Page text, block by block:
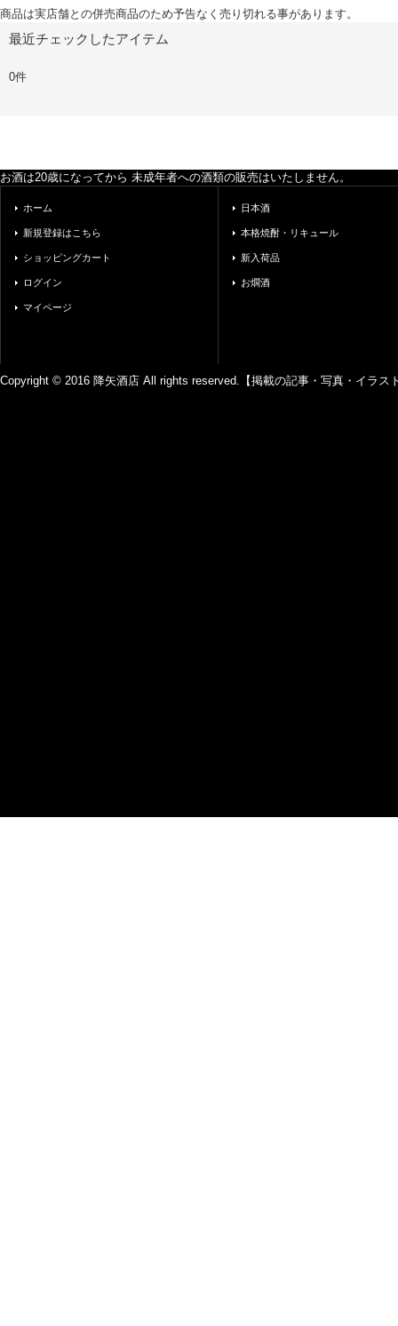
商品は実店舗との併売商品のため予告なく売り切れる事があります。
最近チェックしたアイテム
0件
お酒は20歳になってから 未成年者への酒類の販売はいたしません。
ホーム
新規登録はこちら
ショッピングカート
ログイン
マイページ
日本酒
本格焼酎・リキュール
新入荷品
お燗酒
Copyright © 2016 降矢酒店 All rights reserved.【掲載の記事・写真・イラス